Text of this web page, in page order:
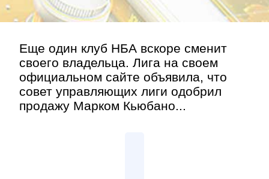
Еще один клуб НБА вскоре сменит
своего владельца. Лига на своем
официальном сайте объявила, что
совет управляющих лиги одобрил
продажу Марком Кьюбано...
Контакт»